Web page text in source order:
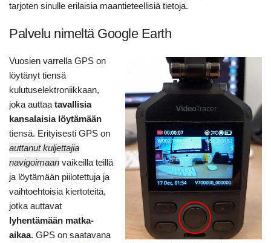
tarjoten sinulle erilaisia maantieteellisiä tietoja.
Palvelu nimeltä Google Earth
Vuosien varrella GPS on
löytänyt tiensä
kulutuselektroniikkaan,
joka auttaa tavallisia
kansalaisia löytämään
tiensä. Erityisesti GPS on
auttanut kuljettajia
navigoimaan vaikeilla teillä
ja löytämään piilotettuja ja
vaihtoehtoisia kiertoteitä,
jotka auttavat
lyhentämään matka-
aikaa. GPS on saatavana